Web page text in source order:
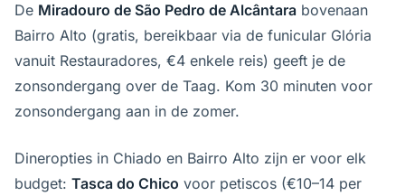
De Miradouro de São Pedro de Alcântara bovenaan
Bairro Alto (gratis, bereikbaar via de funicular Glória
vanuit Restauradores, €4 enkele reis) geeft je de
zonsondergang over de Taag. Kom 30 minuten voor
zonsondergang aan in de zomer.
Dineropties in Chiado en Bairro Alto zijn er voor elk
budget: Tasca do Chico voor petiscos (€10–14 per